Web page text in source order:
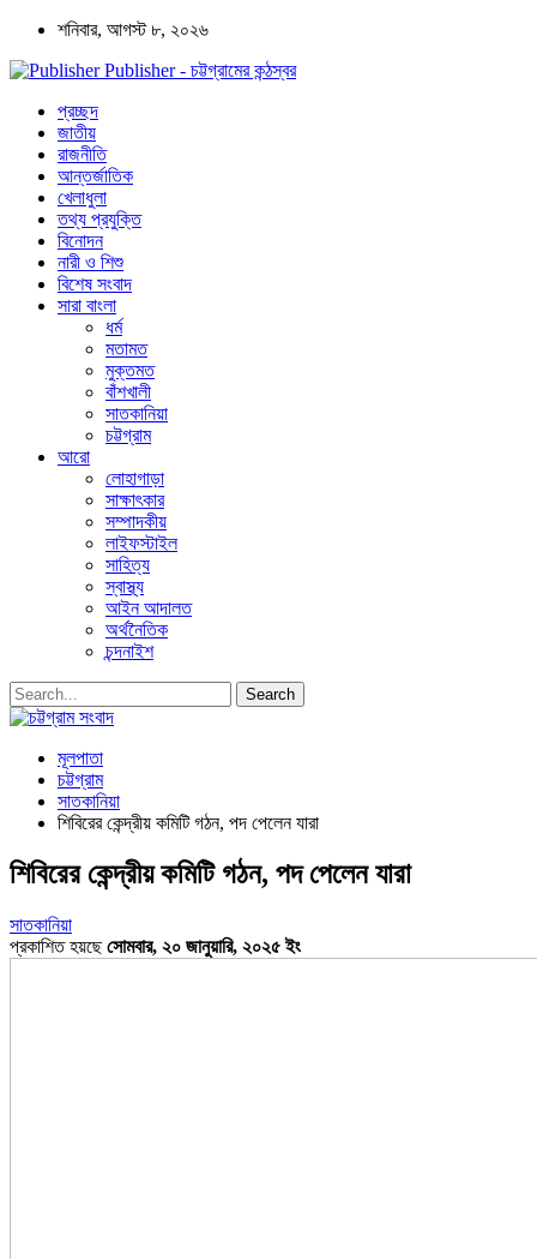
শনিবার, আগস্ট ৮, ২০২৬
Publisher - চট্টগ্রামের কন্ঠস্বর
প্রচ্ছদ
জাতীয়
রাজনীতি
আন্তর্জাতিক
খেলাধুলা
তথ্য প্রযুক্তি
বিনোদন
নারী ও শিশু
বিশেষ সংবাদ
সারা বাংলা
ধর্ম
মতামত
মুক্তমত
বাঁশখালী
সাতকানিয়া
চট্টগ্রাম
আরো
লোহাগাড়া
সাক্ষাৎকার
সম্পাদকীয়
লাইফস্টাইল
সাহিত্য
স্বাস্থ্য
আইন আদালত
অর্থনৈতিক
চন্দনাইশ
মূলপাতা
চট্টগ্রাম
সাতকানিয়া
শিবিরের কেন্দ্রীয় কমিটি গঠন, পদ পেলেন যারা
শিবিরের কেন্দ্রীয় কমিটি গঠন, পদ পেলেন যারা
সাতকানিয়া
প্রকাশিত হয়ছেসোমবার, ২০ জানুয়ারি, ২০২৫ ইং